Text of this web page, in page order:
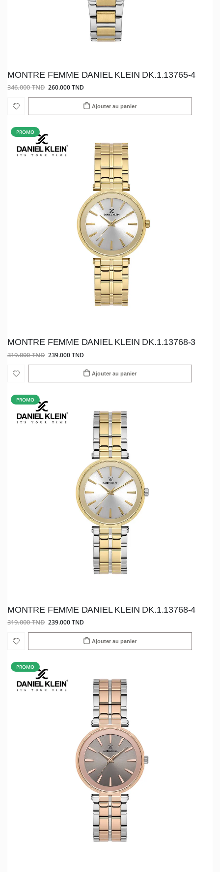
MONTRE FEMME DANIEL KLEIN DK.1.13765-4
346.000 TND 260.000 TND
Ajouter au panier
PROMO
MONTRE FEMME DANIEL KLEIN DK.1.13768-3
319.000 TND 239.000 TND
Ajouter au panier
PROMO
MONTRE FEMME DANIEL KLEIN DK.1.13768-4
319.000 TND 239.000 TND
Ajouter au panier
PROMO